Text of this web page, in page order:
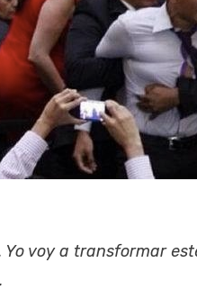
Yo voy a transformar